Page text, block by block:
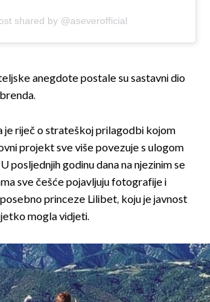
shared by @aseverofficial
anegdote postale su sastavni dio
je riječ o strateškoj prilagodbi kojom
projekt sve više povezuje s ulogom
posljednjih godinu dana na njezinim se
sve češće pojavljuju fotografije i
princeze Lilibet, koju je javnost
mogla vidjeti.